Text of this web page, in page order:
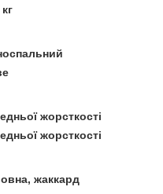
жорсткості
жорсткості
жаккард